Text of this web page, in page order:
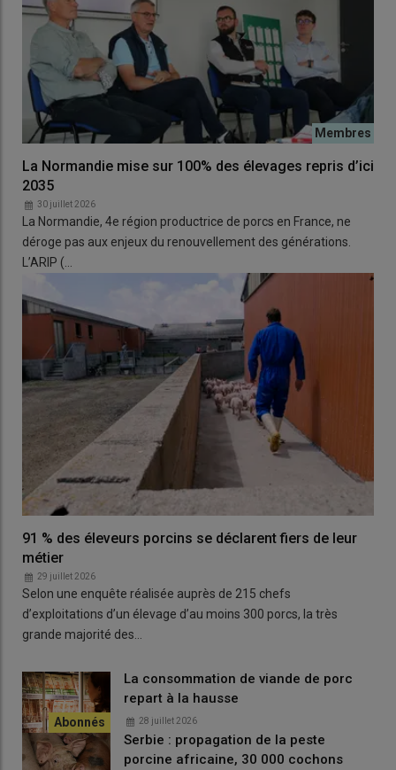
La Normandie mise sur 100% des élevages repris d’ici
2035
30 juillet 2026
La Normandie, 4e région productrice de porcs en France, ne
déroge pas aux enjeux du renouvellement des générations.
L’ARIP (…
91 % des éleveurs porcins se déclarent fiers de leur
métier
29 juillet 2026
Selon une enquête réalisée auprès de 215 chefs
d’exploitations d’un élevage d’au moins 300 porcs, la très
grande majorité des…
La consommation de viande de porc
repart à la hausse
28 juillet 2026
Serbie : propagation de la peste
porcine africaine, 30 000 cochons